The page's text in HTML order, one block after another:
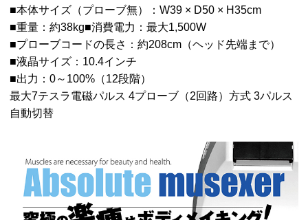
■本体サイズ（プローブ無）：W39 × D50 × H35cm
■重量：約38kg■消費電力：最大1,500W
■プローブコードの長さ：約208cm（ヘッド先端まで）
■液晶サイズ：10.4インチ
■出力：0～100%（12段階）
最大7テスラ電磁パルス 4プローブ（2回路）方式 3パルス
自動切替